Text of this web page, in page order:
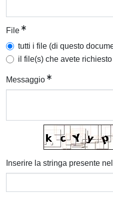
File
tutti i file (di questo
il file(s) che avete richiesto
Messaggio
Inserire la stringa presente